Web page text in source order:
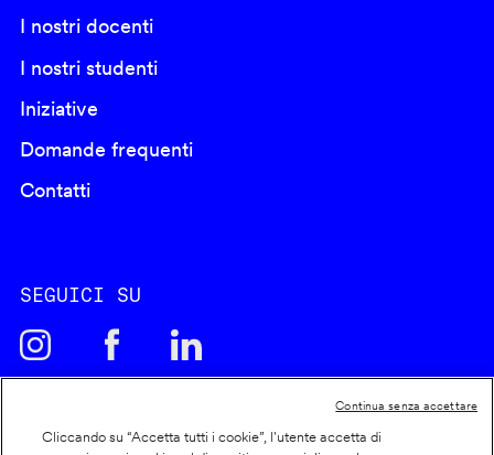
I nostri docenti
I nostri studenti
Iniziative
Domande frequenti
Contatti
SEGUICI SU
Cliccando su “Accetta tutti i cookie”, l'utente accetta di
Continua senza accettare